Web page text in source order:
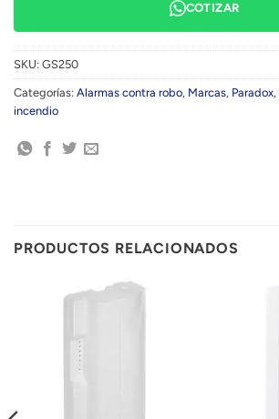
COTIZAR
SKU: GS250
Categorías: Alarmas contra robo, Marcas, Paradox,
incendio
PRODUCTOS RELACIONADOS